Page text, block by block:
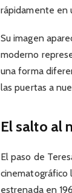
rápidamente en
Su imagen
moderno
una forma
las puertas a
El salto al
El paso de
cinematográfico
estrenada en